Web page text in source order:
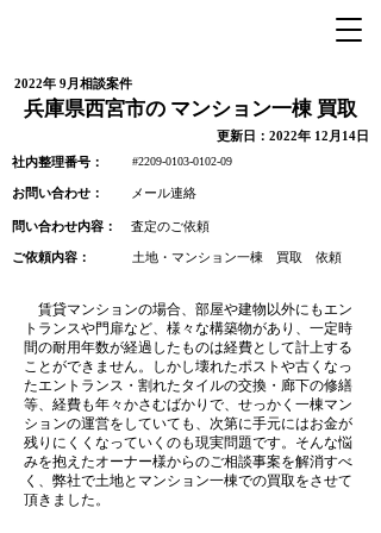
2022年 9月相談案件
兵庫県西宮市の マンション一棟 買取
更新日：2022年 12月14日
社内整理番号： #2209-0103-0102-09
お問い合わせ： メール連絡
問い合わせ内容：
ご依頼内容：
査定のご依頼
土地・マンション一棟 買取 依頼
賃貸マンションの場合、部屋や建物以外にもエン
トランスや門扉など、様々な構築物があり、一定時
間の耐用年数が経過したものは経費として計上する
ことができません。しかし壊れたポストや古くなっ
たエントランス・割れたタイルの交換・廊下の修繕
等、経費も年々かさむばかりで、せっかく一棟マン
ションの運営をしていても、次第に手元にはお金が
残りにくくなっていくのも現実問題です。そんな悩
みを抱えたオーナー様からのご相談事案を解消すべ
く、弊社で土地とマンション一棟での買取をさせて
頂きました。